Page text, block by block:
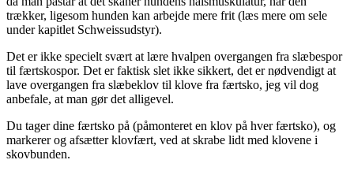
trækker, ligesom hunden kan arbejde mere frit (læs mere om sele
under kapitlet Schweissudstyr).
Det er ikke specielt svært at lære hvalpen overgangen fra slæbespor
til færtskospor. Det er faktisk slet ikke sikkert, det er nødvendigt at
lave overgangen fra slæbeklov til klove fra færtsko, jeg vil dog
anbefale, at man gør det alligevel.
Du tager dine færtsko på (påmonteret en klov på hver færtsko), og
markerer og afsætter klovfært, ved at skrabe lidt med klovene i
skovbunden.